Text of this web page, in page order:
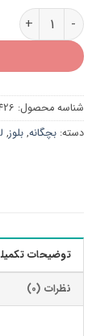
بلوز تک B45426 عدد
شناسه محصول:
دسته: بچگانه, بلوز,
توضیحات
نظرات (0)